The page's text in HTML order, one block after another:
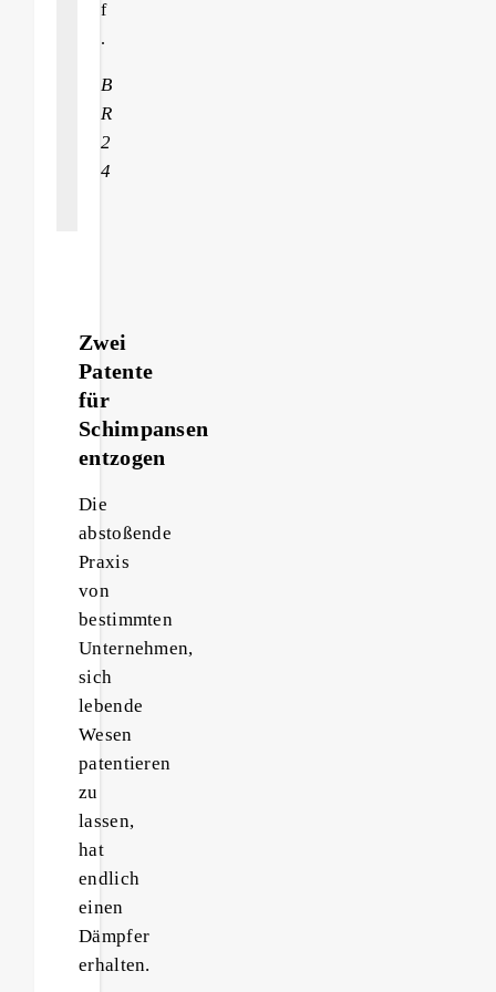
f
.
B
R
2
4
Zwei
Patente
für
Schimpansen
entzogen
Die
abstoßende
Praxis
von
bestimmten
Unternehmen,
sich
lebende
Wesen
patentieren
zu
lassen,
hat
endlich
einen
Dämpfer
erhalten.